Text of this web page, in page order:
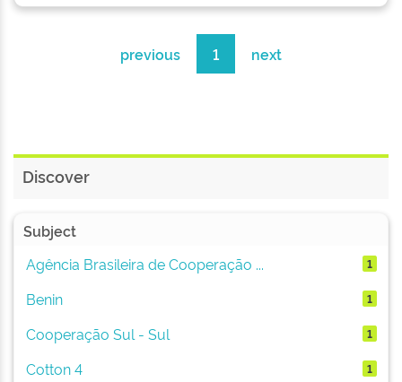
previous 1 next
Discover
Subject
Agência Brasileira de Cooperação ...
1
Benin 1
Cooperação Sul - Sul 1
Cotton 4 1